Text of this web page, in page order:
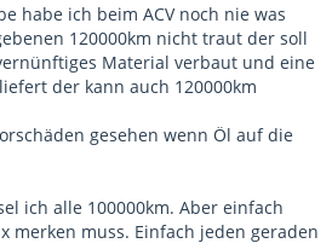
habe ich beim ACV noch nie was
120000km nicht traut der soll
Material verbaut und eine
der kann auch 120000km
gesehen wenn Öl auf die
ich alle 100000km. Aber einfach
merken muss. Einfach jeden geraden